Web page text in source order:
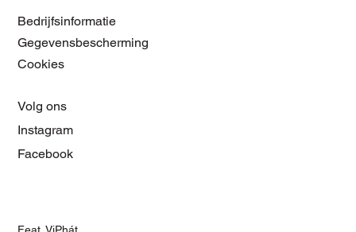
Bedrijfsinformatie
Gegevensbescherming
Cookies
Volg ons
Instagram
Facebook